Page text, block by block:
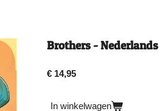
Brothers - Nederlands
€ 14,95
In winkelwagen